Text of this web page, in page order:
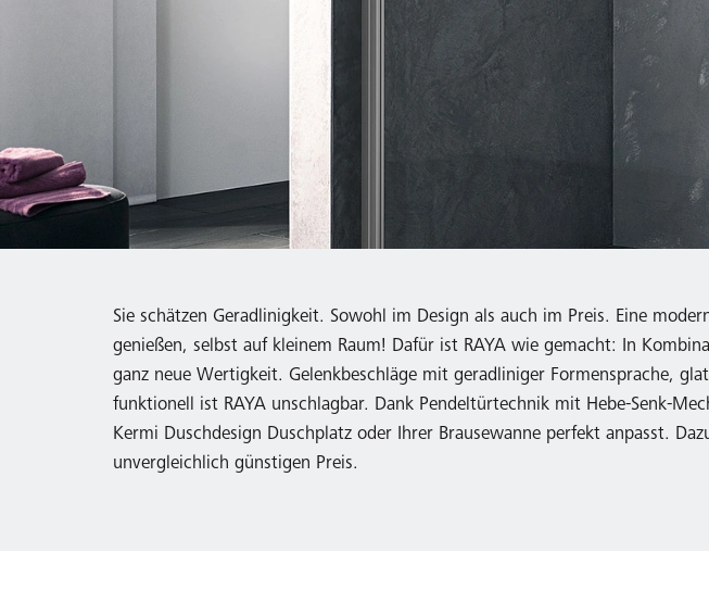
Sie schätzen Geradlinigkeit. Sowohl im Design als auch im Preis. Eine
genießen, selbst auf kleinem Raum! Dafür ist RAYA wie gemacht: In
ganz neue Wertigkeit. Gelenkbeschläge mit geradliniger Formensprache,
funktionell ist RAYA unschlagbar. Dank Pendeltürtechnik mit Hebe-Senk-
Kermi Duschdesign Duschplatz oder Ihrer Brausewanne perfekt anpasst.
unvergleichlich günstigen Preis.